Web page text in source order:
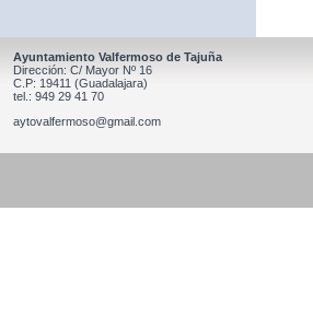
Ayuntamiento Valfermoso de Tajuña
Dirección: C/ Mayor Nº 16
C.P: 19411 (Guadalajara)
tel.: 949 29 41 70
aytovalfermoso@gmail.com